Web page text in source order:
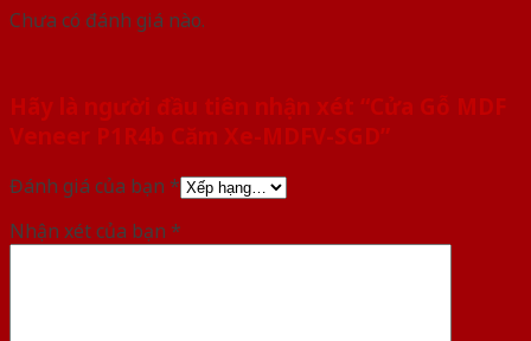
Chưa có đánh giá nào.
Hãy là người đầu tiên nhận xét “Cửa Gỗ MDF
Veneer P1R4b Căm Xe-MDFV-SGD”
Đánh giá của bạn *
Nhận xét của bạn *